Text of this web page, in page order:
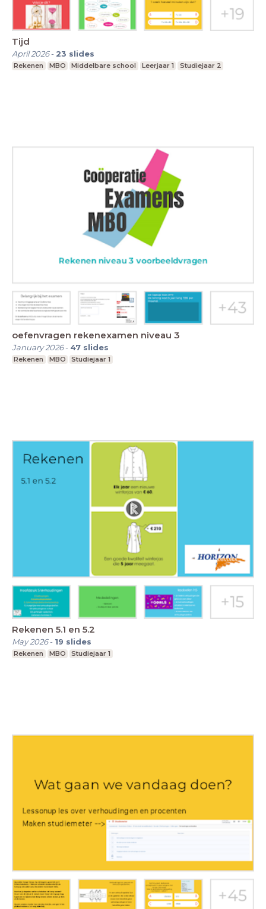
Tijd
April 2026- 23 slides
Rekenen MBO Middelbare school Leerjaar 1 Studiejaar 2
oefenvragen rekenexamen niveau 3
January 2026- 47 slides
Rekenen MBO Studiejaar 1
Rekenen 5.1 en 5.2
May 2026- 19 slides
Rekenen MBO Studiejaar 1